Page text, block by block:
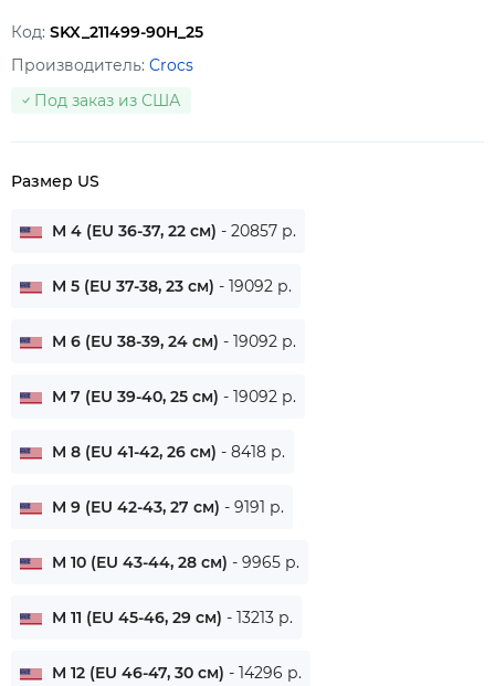
Код: SKX_211499-90H_25
Производитель: Crocs
Под заказ из США
Размер US
M 4 (EU 36-37, 22 см) - 20857 р.
M 5 (EU 37-38, 23 см) - 19092 р.
M 6 (EU 38-39, 24 см) - 19092 р.
M 7 (EU 39-40, 25 см) - 19092 р.
M 8 (EU 41-42, 26 см) - 8418 р.
M 9 (EU 42-43, 27 см) - 9191 р.
M 10 (EU 43-44, 28 см) - 9965 р.
M 11 (EU 45-46, 29 см) - 13213 р.
M 12 (EU 46-47, 30 см) - 14296 р.